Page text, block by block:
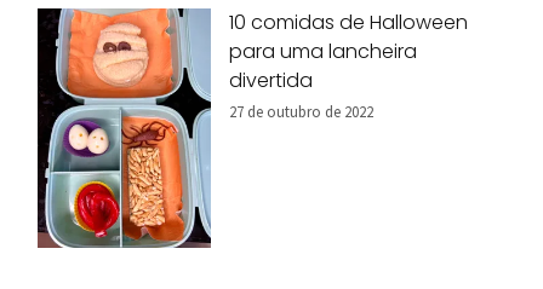
10 comidas de Halloween
para uma lancheira
divertida
27 de outubro de 2022